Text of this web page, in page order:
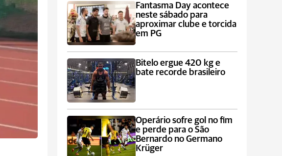
Fantasma Day acontece
neste sábado para
aproximar clube e torcida
em PG
Bitelo ergue 420 kg e
bate recorde brasileiro
Operário sofre gol no fim
e perde para o São
Bernardo no Germano
Krüger